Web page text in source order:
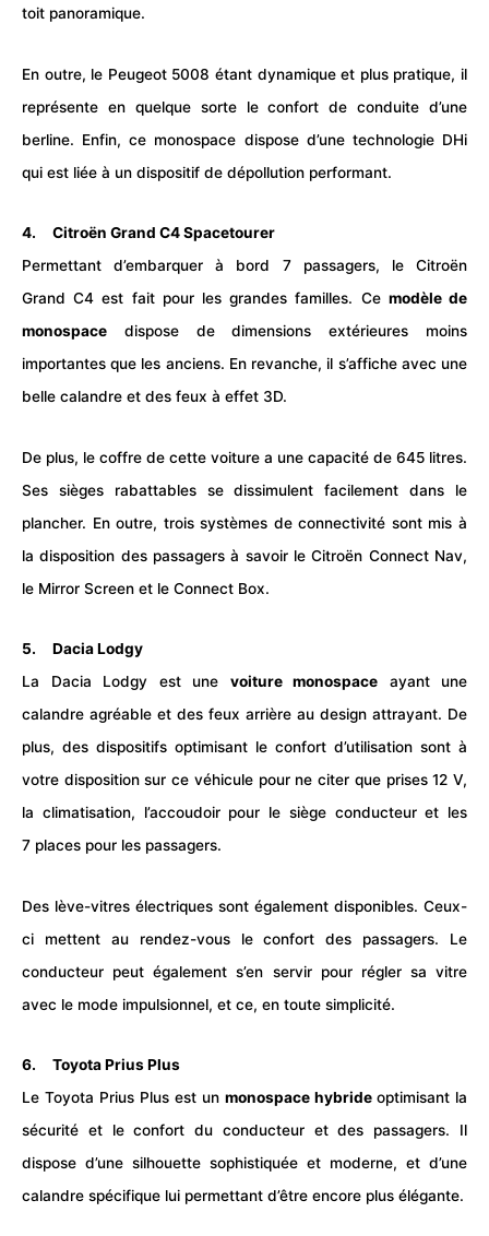
toit panoramique.
En outre, le Peugeot 5008 étant dynamique et plus pratique, il
représente en quelque sorte le confort de conduite d’une
berline. Enfin, ce monospace dispose d’une technologie DHi
qui est liée à un dispositif de dépollution performant.
4. Citroën Grand C4 Spacetourer
Permettant d’embarquer à bord 7 passagers, le Citroën
Grand C4 est fait pour les grandes familles. Ce modèle de
monospace dispose de dimensions extérieures moins
importantes que les anciens. En revanche, il s’affiche avec une
belle calandre et des feux à effet 3D.
De plus, le coffre de cette voiture a une capacité de 645 litres.
Ses sièges rabattables se dissimulent facilement dans le
plancher. En outre, trois systèmes de connectivité sont mis à
la disposition des passagers à savoir le Citroën Connect Nav,
le Mirror Screen et le Connect Box.
5. Dacia Lodgy
La Dacia Lodgy est une voiture monospace ayant une
calandre agréable et des feux arrière au design attrayant. De
plus, des dispositifs optimisant le confort d’utilisation sont à
votre disposition sur ce véhicule pour ne citer que prises 12 V,
la climatisation, l’accoudoir pour le siège conducteur et les
7 places pour les passagers.
Des lève-vitres électriques sont également disponibles. Ceux-
ci mettent au rendez-vous le confort des passagers. Le
conducteur peut également s’en servir pour régler sa vitre
avec le mode impulsionnel, et ce, en toute simplicité.
6. Toyota Prius Plus
Le Toyota Prius Plus est un monospace hybride optimisant la
sécurité et le confort du conducteur et des passagers. Il
dispose d’une silhouette sophistiquée et moderne, et d’une
calandre spécifique lui permettant d’être encore plus élégante.